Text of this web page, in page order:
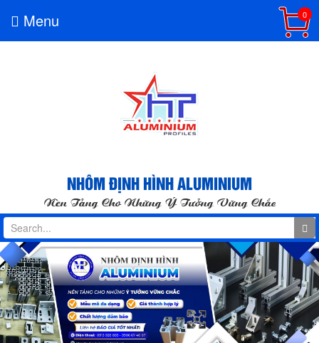
Menu 0
NHÔM ĐỊNH HÌNH ALUMINIUM
Nền Tảng Cho Những Ý Tưởng Vững Chắc